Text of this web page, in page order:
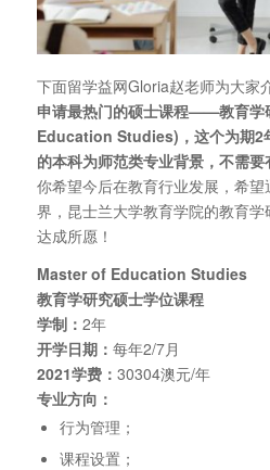
下面留学益网Gloria赵老师为大家
申请最热门的硕士课程——教育
Education Studies)，这个为期2
的本科为师范类专业背景，不需
你希望今后在教育行业发展，希
界，昆士兰大学教育学院的教育
达成所愿！
Master of Education Studies
教育学研究硕士学位课程
学制： 2年
开学日期： 每年2/7月
2021学费： 30304澳元/年
专业方向：
行为管理；
课程设置；